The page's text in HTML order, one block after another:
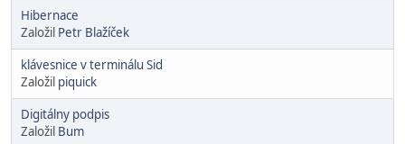
Hibernace
Založil Petr Blažíček
klávesnice v terminálu Sid
Založil piquick
Digitálny podpis
Založil Bum